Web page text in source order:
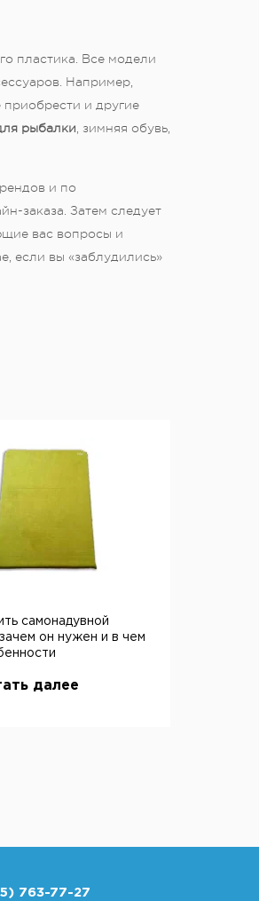
пластика. Все модели
Например,
и другие
рыбалки , зимняя обувь,
и по
заказа. Затем следует
вас вопросы и
если вы «заблудились»
самонадувной
он нужен и в чем
далее
763-77-27